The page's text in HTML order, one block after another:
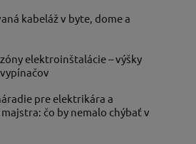
kabeláž v byte, dome a
elektroinštalácie – výšky
pre elektrikára a
čo by nemalo chýbať v